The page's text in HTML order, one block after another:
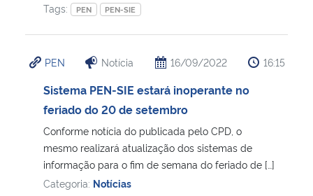
Tags:
PEN PEN-SIE
PEN Notícia 16/09/2022 16:15
Sistema PEN-SIE estará inoperante no
feriado do 20 de setembro
Conforme notícia do publicada pelo CPD, o
mesmo realizará atualização dos sistemas de
informação para o fim de semana do feriado de […]
Categoria: Notícias